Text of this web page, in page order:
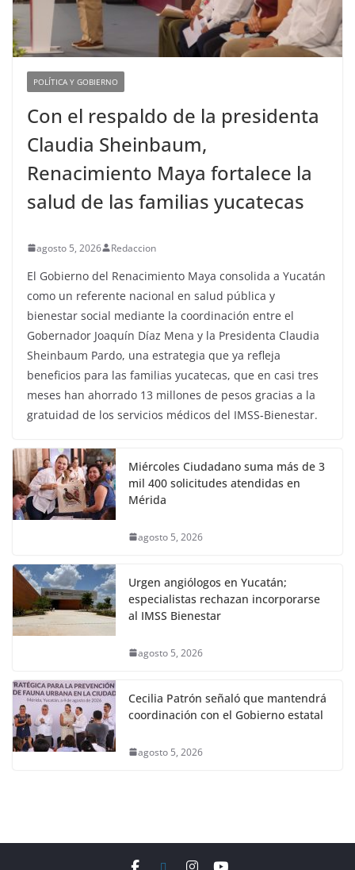
POLÍTICA Y GOBIERNO
Con el respaldo de la presidenta
Claudia Sheinbaum,
Renacimiento Maya fortalece la
salud de las familias yucatecas
agosto 5, 2026 Redaccion
El Gobierno del Renacimiento Maya consolida a Yucatán
como un referente nacional en salud pública y
bienestar social mediante la coordinación entre el
Gobernador Joaquín Díaz Mena y la Presidenta Claudia
Sheinbaum Pardo, una estrategia que ya refleja
beneficios para las familias yucatecas, que en casi tres
meses han ahorrado 13 millones de pesos gracias a la
gratuidad de los servicios médicos del IMSS-Bienestar.
Miércoles Ciudadano suma más de 3
mil 400 solicitudes atendidas en
Mérida
agosto 5, 2026
Urgen angiólogos en Yucatán;
especialistas rechazan incorporarse
al IMSS Bienestar
agosto 5, 2026
Cecilia Patrón señaló que mantendrá
coordinación con el Gobierno estatal
agosto 5, 2026